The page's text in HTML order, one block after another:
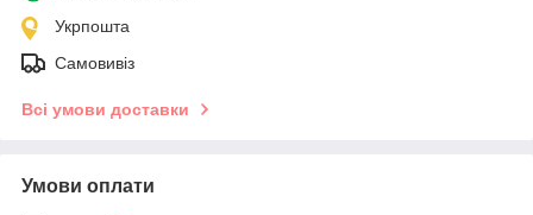
Укрпошта
Самовивіз
Всі умови доставки
Умови оплати